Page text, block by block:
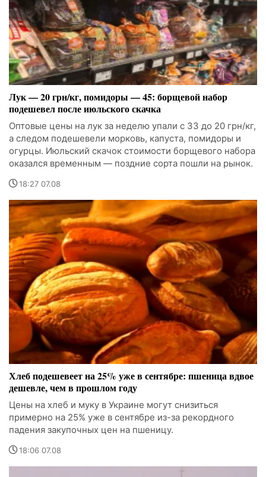
Лук — 20 грн/кг, помидоры — 45: борщевой набор
подешевел после июльского скачка
Оптовые цены на лук за неделю упали с 33 до 20 грн/кг,
а следом подешевели морковь, капуста, помидоры и
огурцы. Июльский скачок стоимости борщевого набора
оказался временным — поздние сорта пошли на рынок.
18:27 07.08
Хлеб подешевеет на 25% уже в сентябре: пшеница вдвое
дешевле, чем в прошлом году
Цены на хлеб и муку в Украине могут снизиться
примерно на 25% уже в сентябре из-за рекордного
падения закупочных цен на пшеницу.
18:06 07.08